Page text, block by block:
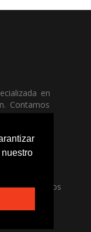
en
Contamos
para
no dude
encantados
o